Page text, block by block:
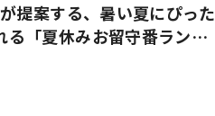
提案する、暑い夏にぴった
「夏休みお留守番ラン